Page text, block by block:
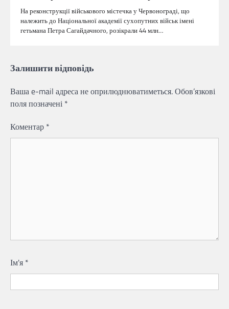
На реконструкції військового містечка у Червонограді, що
належить до Національної академії сухопутних військ імені
гетьмана Петра Сагайдачного, розікрали 44 млн…
Залишити відповідь
Ваша e-mail адреса не оприлюднюватиметься.Обов’язкові
поля позначені *
Коментар *
Ім'я *